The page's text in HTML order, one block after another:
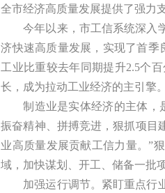
全市经济高质量发展提供了强力支
今年以来，市工信系统深入
济快速高质量发展，实现了首季
工业比重较去年同期提升2.5个
长，成为拉动工业经济的主引擎。
制造业是实体经济的主体，
振奋精神、拼搏竞进，狠抓项目
业高质量发展贡献工信力量。”
域，加快谋划、开工、储备一批
加强运行调节。紧盯重点行